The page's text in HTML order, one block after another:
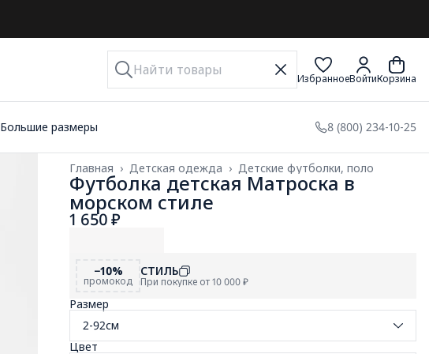
ИзбранноеВойтиКорзина
Большие размеры 8 (800) 234-10-25
Детские футболки, поло
Детская одежда ›
Главная ›
Футболка детская Матроска в
морском стиле
1 650 ₽
−10%
промокод
СТИЛЬ
При покупке от 10 000 ₽
Размер
2-92см
Цвет